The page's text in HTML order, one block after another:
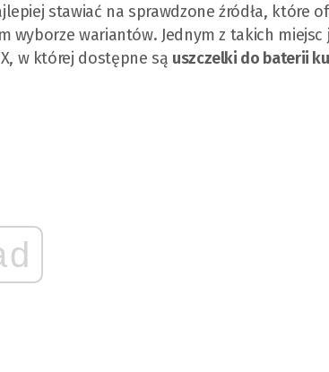
stawiać na sprawdzone źródła, które
wyborze wariantów. Jednym z takich miejsc
w której dostępne są uszczelki do baterii